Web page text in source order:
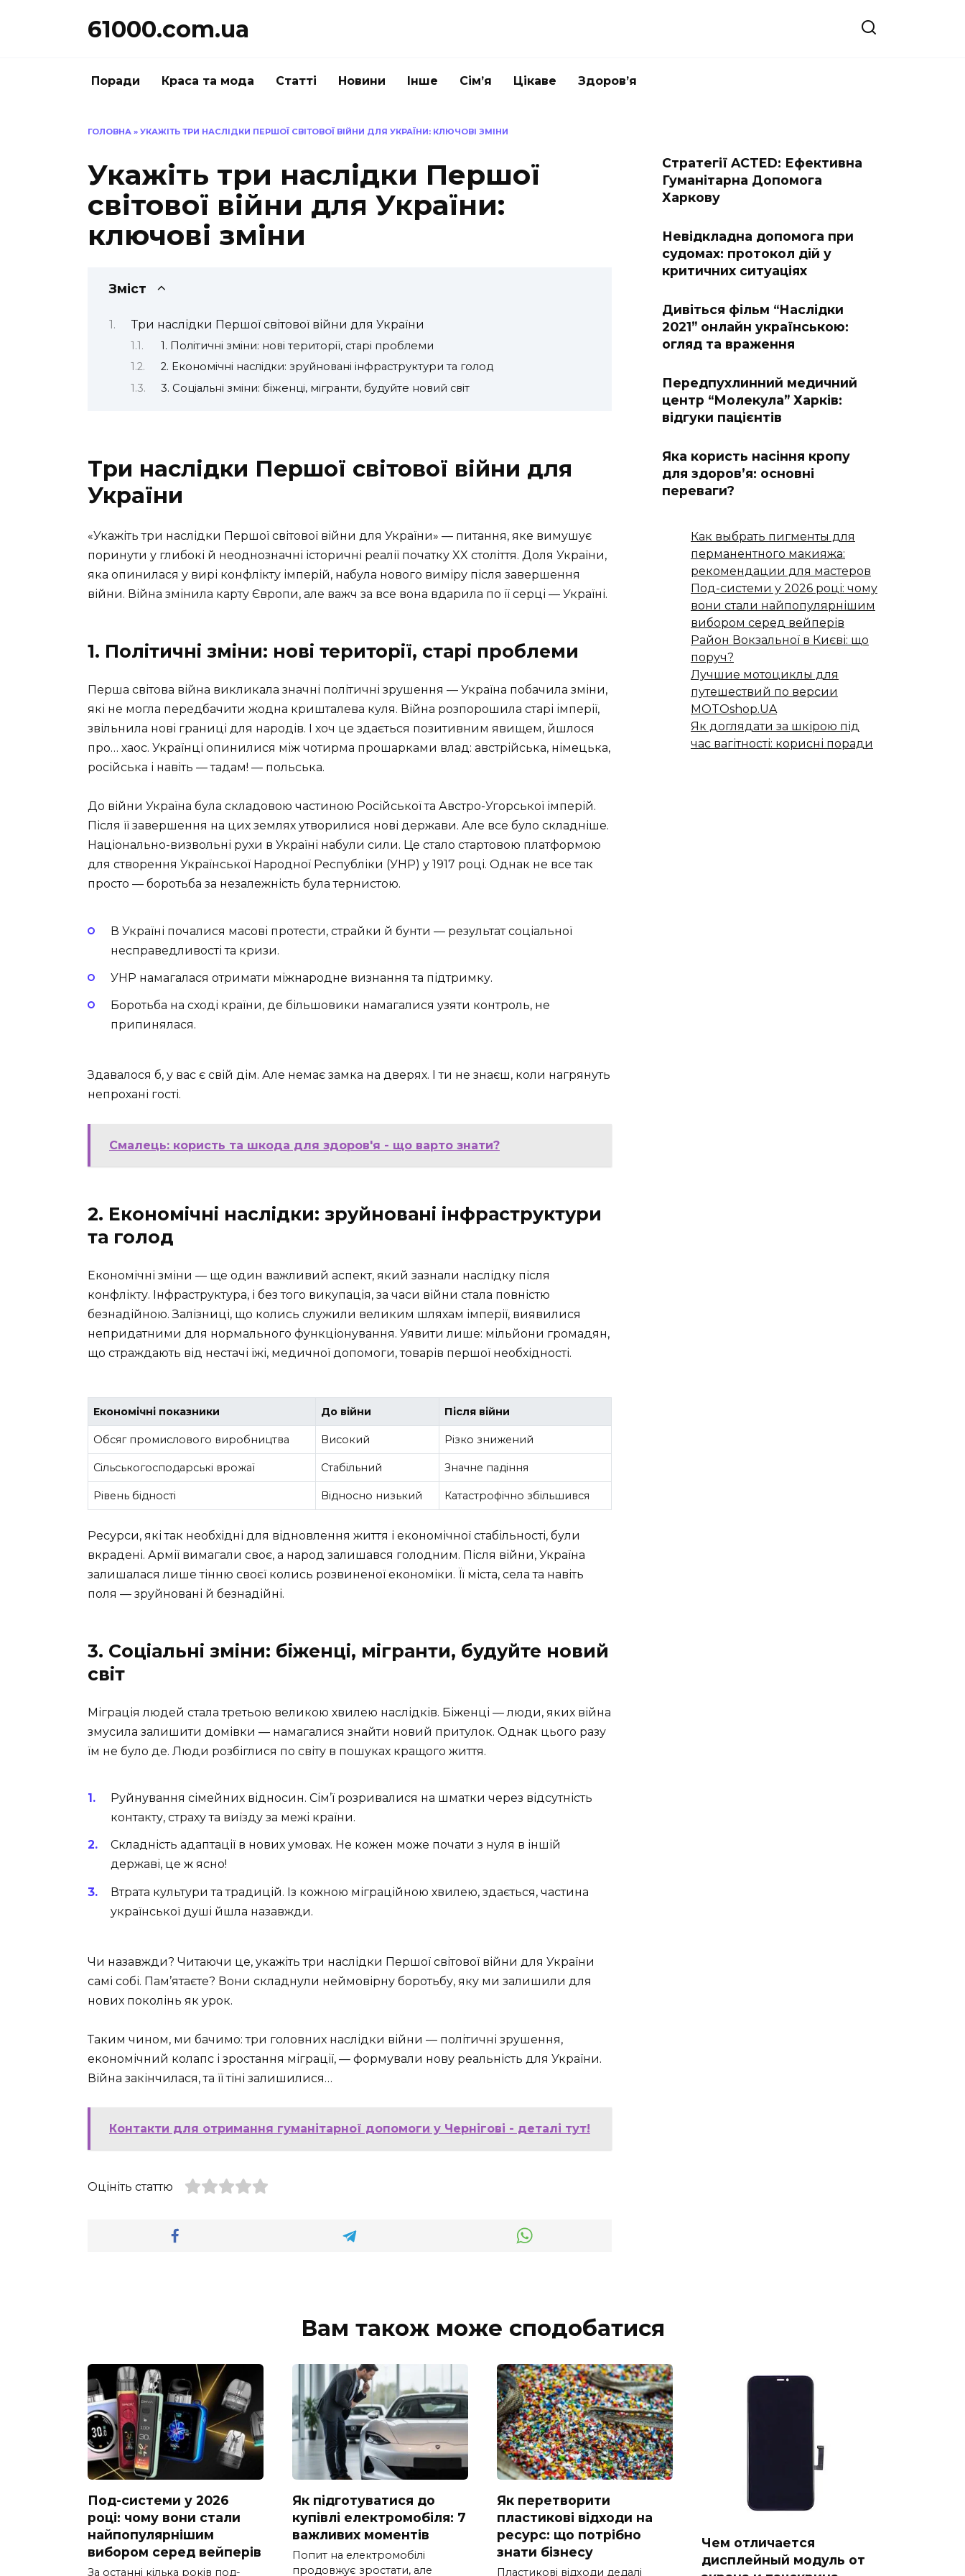
61000.com.ua
Поради Краса та мода Статті Новини Інше Сім’я Цікаве Здоров’я
ГОЛОВНА » УКАЖІТЬ ТРИ НАСЛІДКИ ПЕРШОЇ СВІТОВОЇ ВІЙНИ ДЛЯ УКРАЇНИ: КЛЮЧОВІ ЗМІНИ
Укажіть три наслідки Першої
світової війни для України:
ключові зміни
Зміст
Три наслідки Першої світової війни для України
1. Політичні зміни: нові території, старі проблеми
2. Економічні наслідки: зруйновані інфраструктури та голод
3. Соціальні зміни: біженці, мігранти, будуйте новий світ
Три наслідки Першої світової війни для
України
«Укажіть три наслідки Першої світової війни для України» — питання, яке вимушує
поринути у глибокі й неоднозначні історичні реалії початку XX століття. Доля України,
яка опинилася у вирі конфлікту імперій, набула нового виміру після завершення
війни. Війна змінила карту Європи, але важч за все вона вдарила по її серці — Україні.
1. Політичні зміни: нові території, старі проблеми
Перша світова війна викликала значні політичні зрушення — Україна побачила зміни,
які не могла передбачити жодна кришталева куля. Війна розпорошила старі імперії,
звільнила нові границі для народів. І хоч це здається позитивним явищем, йшлося
про… хаос. Українці опинилися між чотирма прошарками влад: австрійська, німецька,
російська і навіть — тадам! — польська.
До війни Україна була складовою частиною Російської та Австро-Угорської імперій.
Після її завершення на цих землях утворилися нові держави. Але все було складніше.
Національно-визвольні рухи в Україні набули сили. Це стало стартовою платформою
для створення Української Народної Республіки (УНР) у 1917 році. Однак не все так
просто — боротьба за незалежність була тернистою.
В Україні почалися масові протести, страйки й бунти — результат соціальної
несправедливості та кризи.
УНР намагалася отримати міжнародне визнання та підтримку.
Боротьба на сході країни, де більшовики намагалися узяти контроль, не
припинялася.
Здавалося б, у вас є свій дім. Але немає замка на дверях. І ти не знаєш, коли нагрянуть
непрохані гості.
Смалець: користь та шкода для здоров'я - що варто знати?
2. Економічні наслідки: зруйновані інфраструктури
та голод
Економічні зміни — ще один важливий аспект, який зазнали наслідку після
конфлікту. Інфраструктура, і без того викупація, за часи війни стала повністю
безнадійною. Залізниці, що колись служили великим шляхам імперії, виявилися
непридатними для нормального функціонування. Уявити лише: мільйони громадян,
що страждають від нестачі їжі, медичної допомоги, товарів першої необхідності.
Економічні показники До війни Після війни
Обсяг промислового виробництва Високий Різко знижений
Сільськогосподарські врожаї Стабільний Значне падіння
Рівень бідності Відносно низький Катастрофічно збільшився
Ресурси, які так необхідні для відновлення життя і економічної стабільності, були
вкрадені. Армії вимагали своє, а народ залишався голодним. Після війни, Україна
залишалася лише тінню своєї колись розвиненої економіки. Її міста, села та навіть
поля — зруйновані й безнадійні.
3. Соціальні зміни: біженці, мігранти, будуйте новий
світ
Міграція людей стала третьою великою хвилею наслідків. Біженці — люди, яких війна
змусила залишити домівки — намагалися знайти новий притулок. Однак цього разу
їм не було де. Люди розбіглися по світу в пошуках кращого життя.
Руйнування сімейних відносин. Сім’ї розривалися на шматки через відсутність
контакту, страху та виїзду за межі країни.
Складність адаптації в нових умовах. Не кожен може почати з нуля в іншій
державі, це ж ясно!
Втрата культури та традицій. Із кожною міграційною хвилею, здається, частина
української душі йшла назавжди.
Чи назавжди? Читаючи це, укажіть три наслідки Першої світової війни для України
самі собі. Пам’ятаєте? Вони складнули неймовірну боротьбу, яку ми залишили для
нових поколінь як урок.
Таким чином, ми бачимо: три головних наслідки війни — політичні зрушення,
економічний колапс і зростання міграції, — формували нову реальність для України.
Війна закінчилася, та її тіні залишилися…
Контакти для отримання гуманітарної допомоги у Чернігові - деталі тут!
Оцініть статтю
Стратегії ACTED: Ефективна
Гуманітарна Допомога
Харкову
Невідкладна допомога при
судомах: протокол дій у
критичних ситуаціях
Дивіться фільм “Наслідки
2021” онлайн українською:
огляд та враження
Передпухлинний медичний
центр “Молекула” Харків:
відгуки пацієнтів
Яка користь насіння кропу
для здоров’я: основні
переваги?
Как выбрать пигменты для
перманентного макияжа:
рекомендации для мастеров
Под-системи у 2026 році: чому
вони стали найпопулярнішим
вибором серед вейперів
Район Вокзальної в Києві: що
поруч?
Лучшие мотоциклы для
путешествий по версии
MOTOshop.UA
Як доглядати за шкірою під
час вагітності: корисні поради
Вам також може сподобатися
Под-системи у 2026
році: чому вони стали
найпопулярнішим
вибором серед вейперів
За останні кілька років под-
Як підготуватися до
купівлі електромобіля: 7
важливих моментів
Попит на електромобілі
продовжує зростати, але
Як перетворити
пластикові відходи на
ресурс: що потрібно
знати бізнесу
Пластикові відходи дедалі
Чем отличается
дисплейный модуль от